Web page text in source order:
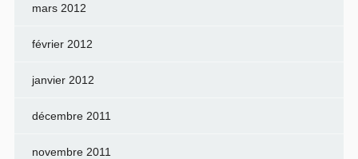
mars 2012
février 2012
janvier 2012
décembre 2011
novembre 2011